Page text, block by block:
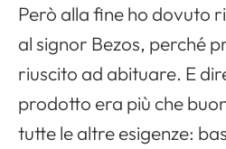
Però alla fine ho dovuto
al signor Bezos, perché
riuscito ad abituare. E
prodotto era più che
tutte le altre esigenze: